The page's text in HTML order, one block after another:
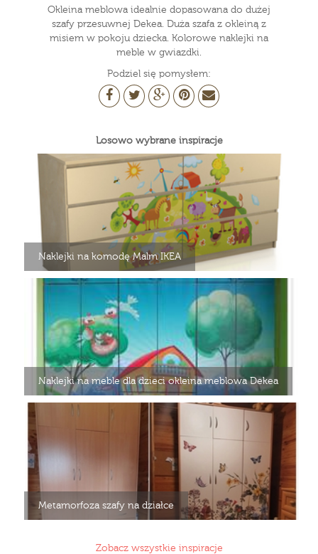
Okleina meblowa idealnie dopasowana do dużej
szafy przesuwnej Dekea. Duża szafa z okleiną z
misiem w pokoju dziecka. Kolorowe naklejki na
meble w gwiazdki.
Podziel się pomysłem:
Losowo wybrane inspiracje
Naklejki na komodę Malm IKEA
Naklejki na meble dla dzieci okleina meblowa Dekea
Metamorfoza szafy na działce
Zobacz wszystkie inspiracje